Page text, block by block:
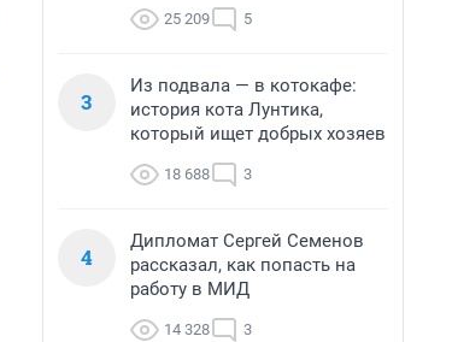
25 209 5
3
Из подвала — в котокафе:
история кота Лунтика,
который ищет добрых хозяев
18 688 3
4
Дипломат Сергей Семенов
рассказал, как попасть на
работу в МИД
14 328 3